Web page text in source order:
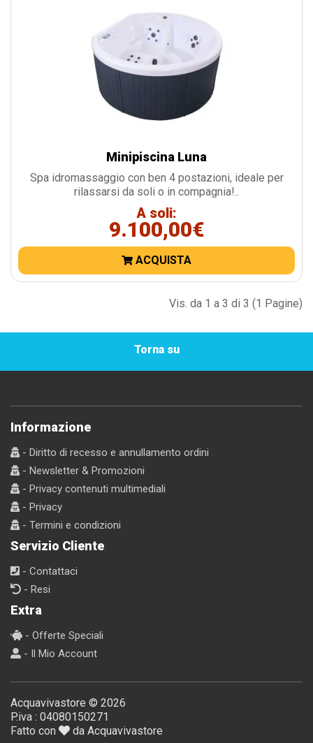
Minipiscina Luna
Spa idromassaggio con ben 4 postazioni, ideale per
rilassarsi da soli o in compagnia!..
A soli:
9.100,00€
ACQUISTA
Vis. da 1 a 3 di 3 (1 Pagine)
Torna su
Informazione
- Diritto di recesso e annullamento ordini
- Newsletter & Promozioni
- Privacy contenuti multimediali
- Privacy
- Termini e condizioni
Servizio Cliente
- Contattaci
- Resi
Extra
- Offerte Speciali
- Il Mio Account
Acquavivastore © 2026
P.iva : 04080150271
Fatto con
da Acquavivastore